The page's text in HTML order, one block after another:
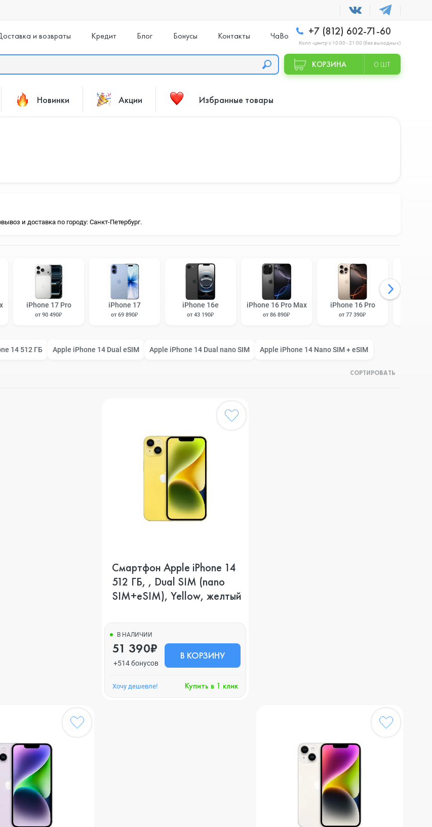
и возвраты Кредит Блог Бонусы Контакты ЧаВо +7 (812) 602-71-60
Колл -центр с 10:00 - 21:00 (без выходных)
КОРЗИНА 0 ШТ
Новинки Акции Избранные товары
и доставка по городу: Санкт-Петербург.
iPhone 17 Pro
от 90 490₽
iPhone 17
от 69 890₽
iPhone 16e
от 43 190₽
iPhone 16 Pro Max
от 86 890₽
iPhone 16 Pro
от 77 390₽
14 512 ГБ Apple iPhone 14 Dual eSIM Apple iPhone 14 Dual nano SIM Apple iPhone 14 Nano SIM + eSIM
СОРТИРОВАТЬ
Смартфон Apple iPhone 14
512 ГБ, , Dual SIM (nano
SIM+eSIM), Yellow, желтый
В НАЛИЧИИ
51 390₽
+514 бонусов
В КОРЗИНУ
Хочу дешевле! Купить в 1 клик